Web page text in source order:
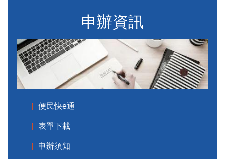
申辦資訊
便民快e通
表單下載
申辦須知